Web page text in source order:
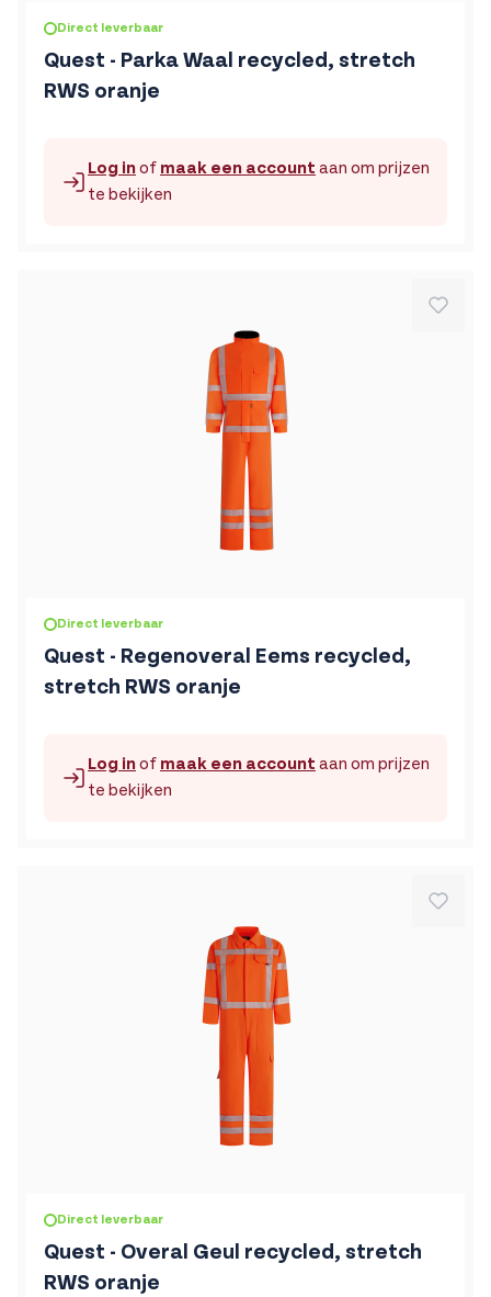
Direct leverbaar
Quest - Parka Waal recycled, stretch
RWS oranje
De prijs is afhankelijk van de gekozen opties op de
Log inof maak een account aan om prijzen
te bekijken
Direct leverbaar
Quest - Regenoveral Eems recycled,
stretch RWS oranje
De prijs is afhankelijk van de gekozen opties op de
Log inof maak een account aan om prijzen
te bekijken
Direct leverbaar
Quest - Overal Geul recycled, stretch
RWS oranje
De prijs is afhankelijk van de gekozen opties op de